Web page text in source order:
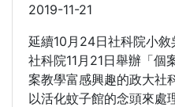
2019-11-21
延續10月24日社科院小
社科院11月21日舉辦「個
案教學富感興趣的政大社
以活化蚊子館的念頭來處